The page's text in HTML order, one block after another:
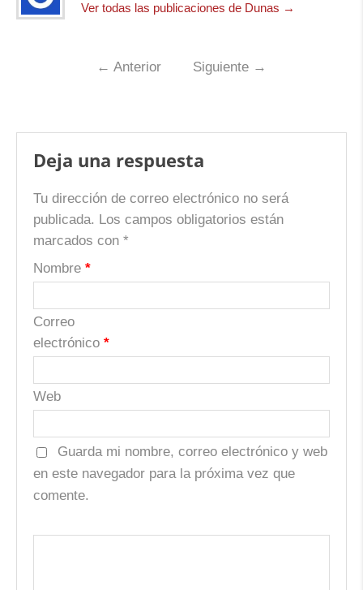
Ver todas las publicaciones de Dunas →
← Anterior Siguiente →
Deja una respuesta
Tu dirección de correo electrónico no será
publicada. Los campos obligatorios están
marcados con *
Nombre *
Correo
electrónico *
Web
Guarda mi nombre, correo electrónico y web
en este navegador para la próxima vez que
comente.